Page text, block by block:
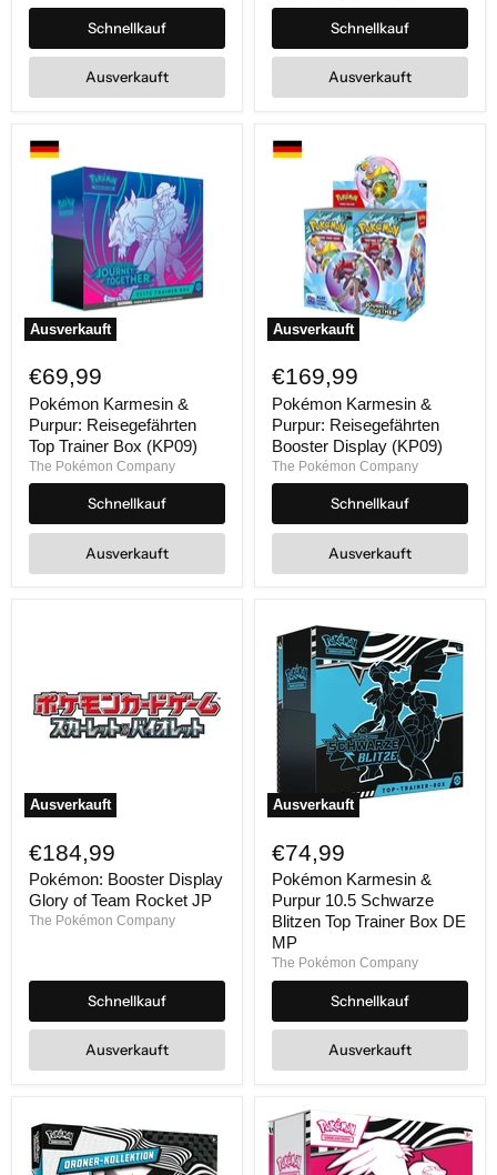
Schnellkauf
Ausverkauft
Schnellkauf
Ausverkauft
Ausverkauft
Karmesin
&
Purpur:
Reisegefährten
Top
Trainer
Box
(KP09)
€69,99
Pokémon Karmesin &
Purpur: Reisegefährten
Top Trainer Box (KP09)
The Pokémon Company
Schnellkauf
Ausverkauft
Ausverkauft
Karmesin
&
Purpur:
Reisegefährten
Booster
Display
(KP09)
€169,99
Pokémon Karmesin &
Purpur: Reisegefährten
Booster Display (KP09)
The Pokémon Company
Schnellkauf
Ausverkauft
Ausverkauft
Booster
Display
Glory
of
Team
€184,99
Pokémon: Booster Display
Glory of Team Rocket JP
The Pokémon Company
Schnellkauf
Ausverkauft
Ausverkauft
Karmesin
&
Purpur
10.5
Schwarze
Blitzen
Top
Trainer
Box
MP
€74,99
Pokémon Karmesin &
Purpur 10.5 Schwarze
Blitzen Top Trainer Box DE
MP
The Pokémon Company
Schnellkauf
Ausverkauft